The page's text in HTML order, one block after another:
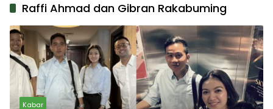
Raffi Ahmad dan Gibran Rakabuming
Kabar